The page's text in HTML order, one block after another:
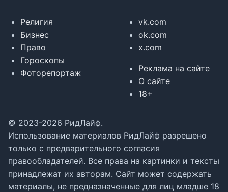
Религия
Бизнес
Право
Гороскопы
Фоторепортаж
vk.com
ok.com
x.com
Реклама на сайте
О сайте
18+
© 2023-2026 РидЛайф.
Использование материалов РидЛайф разрешено
только с предварительного согласия
правообладателей. Все права на картинки и тексты
принадлежат их авторам. Сайт может содержать
материалы, не предназначенные для лиц младше 18